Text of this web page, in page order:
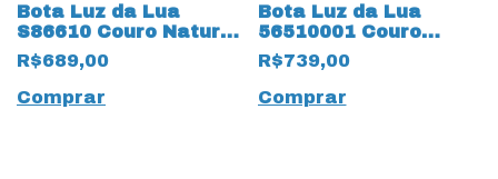
Bota Luz da Lua
S86610 Couro Natural
com solado 13425
Tratorado
R$689,00
Comprar
Bota Luz da Lua
56510001 Couro
Natural Saara 15455
Preto
R$739,00
Comprar